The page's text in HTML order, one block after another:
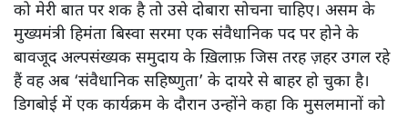
को मेरी बात पर शक है तो उसे दोबारा सोचना चाहिए। असम के
मुख्यमंत्री हिमंता बिस्वा सरमा एक संवैधानिक पद पर होने के
बावजूद अल्पसंख्यक समुदाय के ख़िलाफ़ जिस तरह ज़हर उगल रहे
हैं वह अब ‘संवैधानिक सहिष्णुता’ के दायरे से बाहर हो चुका है।
डिगबोई में एक कार्यक्रम के दौरान उन्होंने कहा कि मुसलमानों को